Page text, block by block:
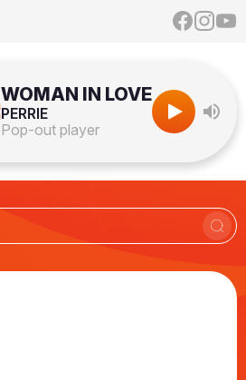
WOMAN IN LOVE
PERRIE
Pop-out player